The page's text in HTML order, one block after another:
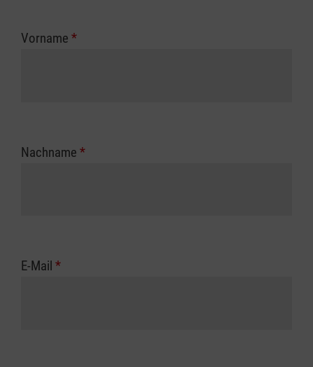
Vorname *
Nachname *
E-Mail *